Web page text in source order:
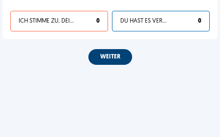
ICH STIMME ZU, DEIN LEBEN IST SCHEISSE 0 DU HAST ES VERDIENT 0
WEITER